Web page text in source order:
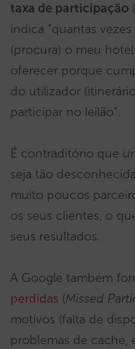
taxa de participação (
indica “quantas
(procura) o meu
oferecer porque
do utilizador
participar no leilão”.
É contraditório que
seja tão
muito poucos
os seus clientes, o
seus resultados.
A Google também
perdidas (Missed
motivos (falta de
problemas de cache,